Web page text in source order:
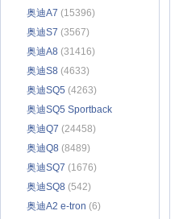
奥迪A7 (15396)
奥迪S7 (3567)
奥迪A8 (31416)
奥迪S8 (4633)
奥迪SQ5 (4263)
奥迪SQ5 Sportback
(1601)
奥迪Q7 (24458)
奥迪Q8 (8489)
奥迪SQ7 (1676)
奥迪SQ8 (542)
奥迪A2 e-tron (6)